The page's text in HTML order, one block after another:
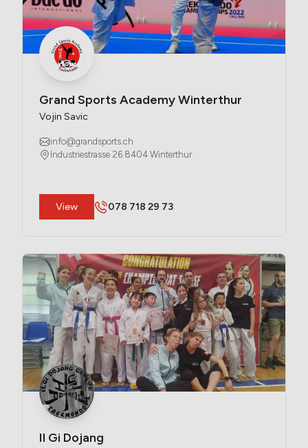
Grand Sports Academy Winterthur
Vojin Savic
info@grandsports.ch
Industriestrasse 26 8404 Winterthur
​View 078 718 29 73
Il Gi Dojang